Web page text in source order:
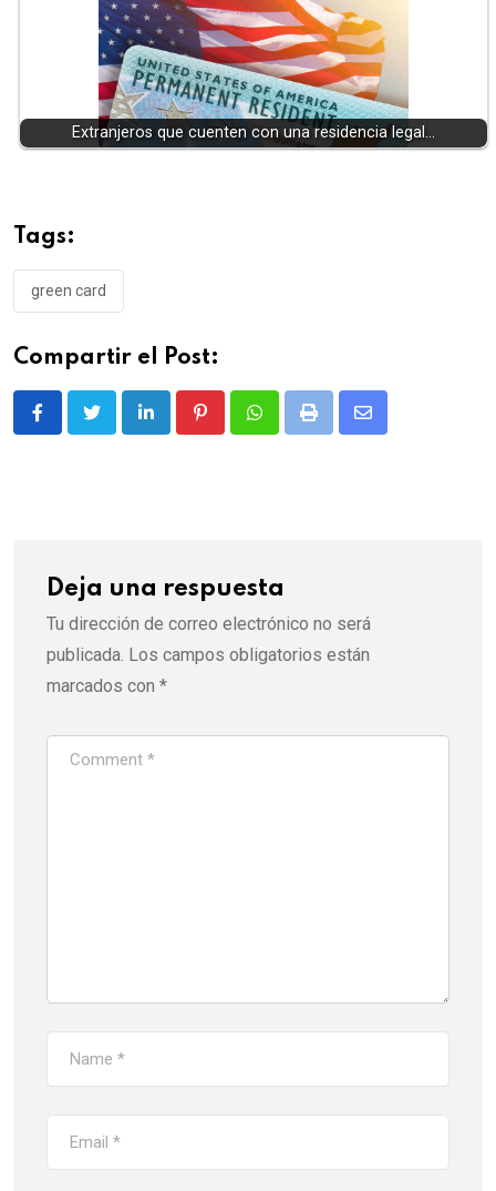
Extranjeros que cuenten con una residencia legal…
Tags:
green card
Compartir el Post:
LinkedIn PinterestWhatsappPrint
Share
Deja una respuesta
Tu dirección de correo electrónico no será
publicada. Los campos obligatorios están
marcados con *